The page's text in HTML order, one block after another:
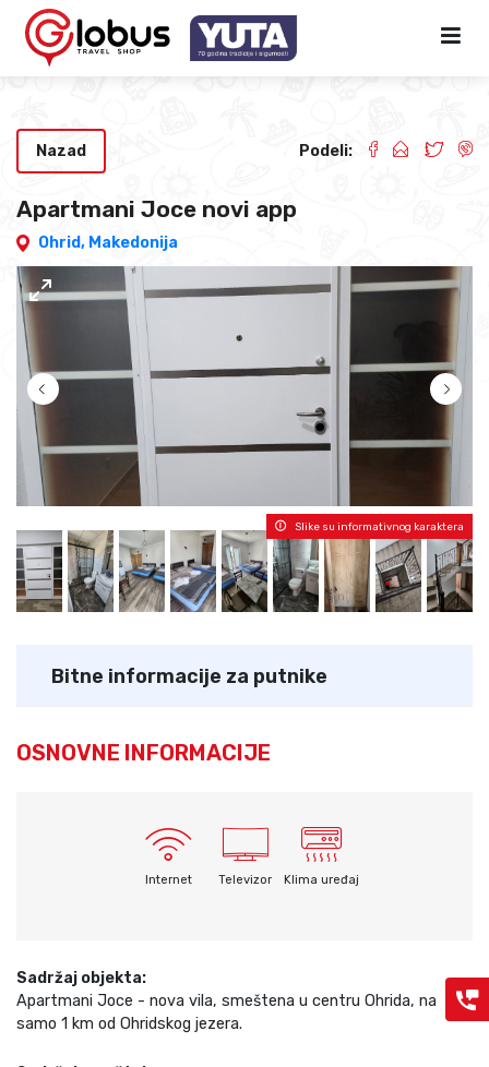
Apartmani Joce novi app
Ohrid, Makedonija
Nazad Podeli:
Slike su informativnog karaktera
Bitne informacije za putnike
OSNOVNE INFORMACIJE
Internet Televizor Klima uređaj
Sadržaj objekta:
Apartmani Joce - nova vila, smeštena u centru Ohrida, na
samo 1 km od Ohridskog jezera.